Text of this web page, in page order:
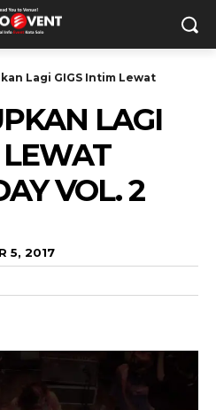
Lagi GIGS Intim Lewat
LAGI
VOL. 2
5, 2017